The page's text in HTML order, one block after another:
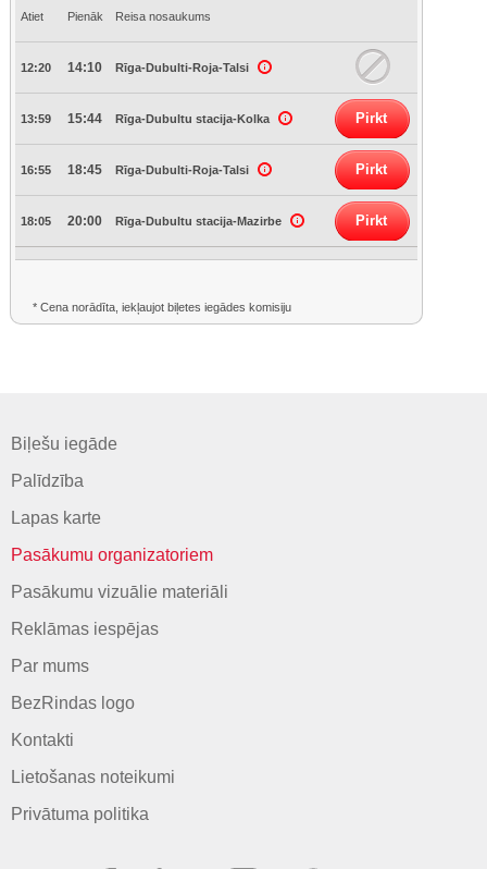
Atiet Pienāk Reisa nosaukums
12:20 14:10 Rīga-Dubulti-Roja-Talsi
13:59 15:44 Rīga-Dubultu stacija-Kolka Pirkt
16:55 18:45 Rīga-Dubulti-Roja-Talsi Pirkt
18:05 20:00 Rīga-Dubultu stacija-Mazirbe Pirkt
* Cena norādīta, iekļaujot biļetes iegādes komisiju
Biļešu iegāde
Palīdzība
Lapas karte
Pasākumu organizatoriem
Pasākumu vizuālie materiāli
Reklāmas iespējas
Par mums
BezRindas logo
Kontakti
Lietošanas noteikumi
Privātuma politika